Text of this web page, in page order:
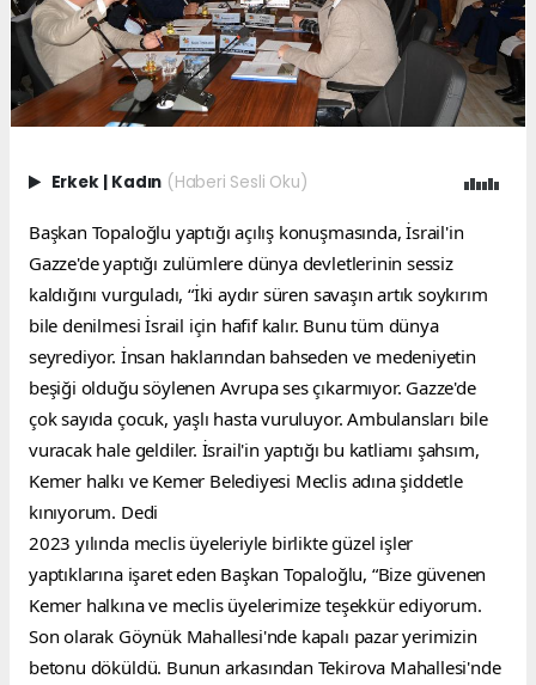
Erkek Kadın (Haberi Sesli Oku)
Başkan Topaloğlu yaptığı açılış konuşmasında, İsrail'in
Gazze'de yaptığı zulümlere dünya devletlerinin sessiz
kaldığını vurguladı, “İki aydır süren savaşın artık soykırım
bile denilmesi İsrail için hafif kalır. Bunu tüm dünya
seyrediyor. İnsan haklarından bahseden ve medeniyetin
beşiği olduğu söylenen Avrupa ses çıkarmıyor. Gazze'de
çok sayıda çocuk, yaşlı hasta vuruluyor. Ambulansları bile
vuracak hale geldiler. İsrail'in yaptığı bu katliamı şahsım,
Kemer halkı ve Kemer Belediyesi Meclis adına şiddetle
kınıyorum. Dedi
2023 yılında meclis üyeleriyle birlikte güzel işler
yaptıklarına işaret eden Başkan Topaloğlu, “Bize güvenen
Kemer halkına ve meclis üyelerimize teşekkür ediyorum.
Son olarak Göynük Mahallesi'nde kapalı pazar yerimizin
betonu döküldü. Bunun arkasından Tekirova Mahallesi'nde